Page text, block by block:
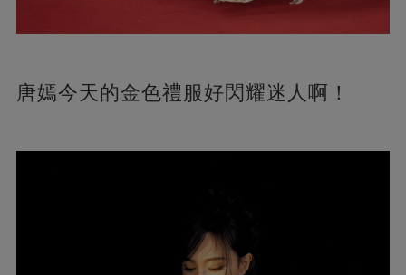
唐嫣今天的金色禮服好閃耀迷人啊！